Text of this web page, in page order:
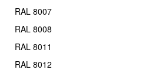
RAL 8007
RAL 8008
RAL 8011
RAL 8012